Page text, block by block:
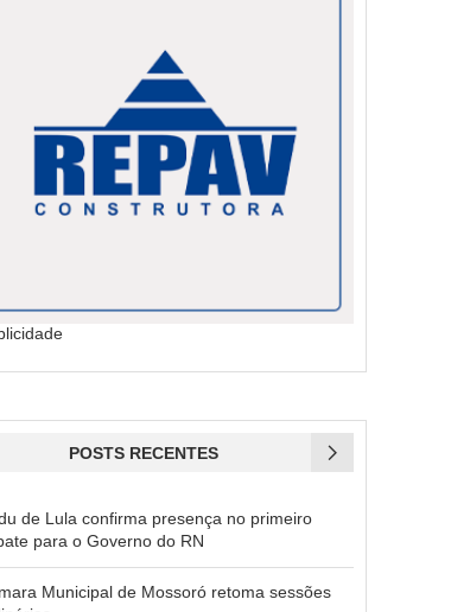
POSTS RECENTES
de Lula confirma presença no primeiro
para o Governo do RN
Municipal de Mossoró retoma sessões